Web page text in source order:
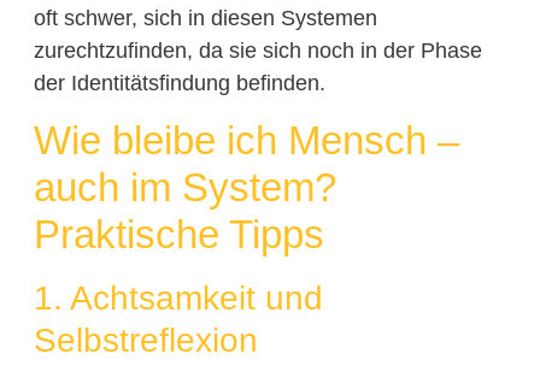
oft schwer, sich in diesen Systemen
zurechtzufinden, da sie sich noch in der Phase
der Identitätsfindung befinden.
Wie bleibe ich Mensch –
auch im System?
Praktische Tipps
1. Achtsamkeit und
Selbstreflexion